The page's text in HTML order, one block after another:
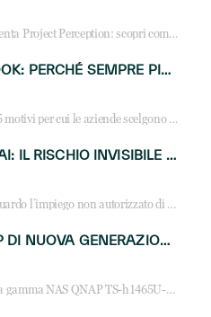
Microsoft presenta Project Perception: scopri come gli agenti AI possono trasformare cybersecurity, SOC e servizi gestiti degli MSP.
HP PROBOOK: PERCHÉ SEMPRE PIÙ AZIENDE SCELGONO NOTEBOOK PROGETTATI PER IL LAVORO MODERNO
HP ProBook: 5 motivi per cui le aziende scelgono i notebook business HP per migliorare produttività, sicurezza e gestione dell’AI.
SHADOW AI: IL RISCHIO INVISIBILE CHE LE AZIENDE POSSONO GOVERNARE
Shadow AI riguardo l’impiego non autorizzato di sistemi AI all’interno dell’azienda. E’ una pratica che si diffonde a partire dai dipendenti fino ai dirigenti e mette a repentaglio la cybersecurity, con costi più elevati per le organizzazioni. Due recenti report illustrano il fenomeno e forniscono dati in merito
NAS QNAP DI NUOVA GENERAZIONE: PIÙ PRESTAZIONI, SCALABILITÀ E PROTEZIONE DEI DATI PER LE INFRASTRUTTURE IT MODERNE
Scopri la nuova gamma NAS QNAP TS-h1465U-RP, TS-h1065eU e TS-h665U: storage aziendale con ZFS, DDR5, E1.S NVMe e connettività 2.5GbE per backup, virtualizzazione e cybersecurity.